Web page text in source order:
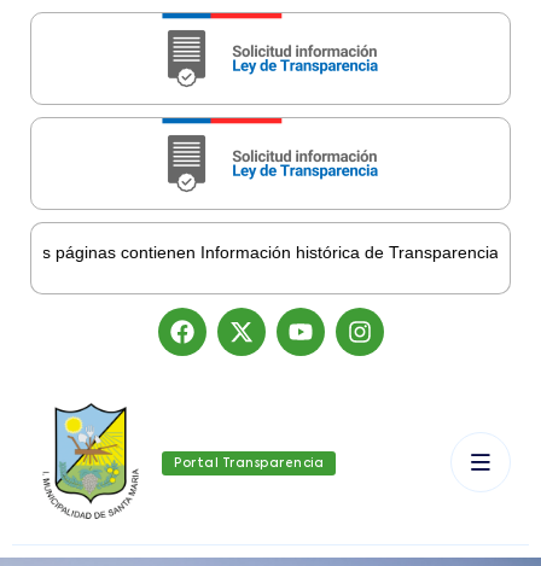
páginas contienen Información histórica de Transparencia
Portal Transparencia